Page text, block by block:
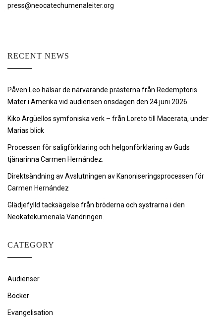
press@neocatechumenaleiter.org
RECENT NEWS
Påven Leo hälsar de närvarande prästerna från Redemptoris
Mater i Amerika vid audiensen onsdagen den 24 juni 2026.
Kiko Argüellos symfoniska verk – från Loreto till Macerata, under
Marias blick
Processen för saligförklaring och helgonförklaring av Guds
tjänarinna Carmen Hernández.
Direktsändning av Avslutningen av Kanoniseringsprocessen för
Carmen Hernández
Glädjefylld tacksägelse från bröderna och systrarna i den
Neokatekumenala Vandringen.
CATEGORY
Audienser
Böcker
Evangelisation